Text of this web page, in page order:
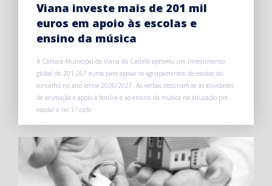
Viana investe mais de 201 mil
euros em apoio às escolas e
ensino da música
A Câmara Municipal de Viana do Castelo aprovou um investimento
global de 201.267 euros para apoiar os agrupamentos de escolas do
concelho no ano letivo 2026/2027. As verbas destinam-se às atividades
de animação e apoio à família e ao ensino da música na educação pré-
escolar e no 1.º ciclo.